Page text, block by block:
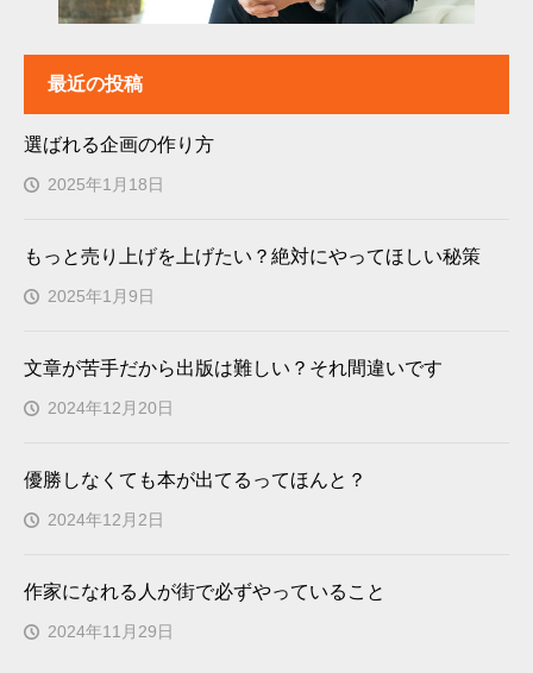
最近の投稿
選ばれる企画の作り方
2025年1月18日
もっと売り上げを上げたい？絶対にやってほしい秘策
2025年1月9日
文章が苦手だから出版は難しい？それ間違いです
2024年12月20日
優勝しなくても本が出てるってほんと？
2024年12月2日
作家になれる人が街で必ずやっていること
2024年11月29日